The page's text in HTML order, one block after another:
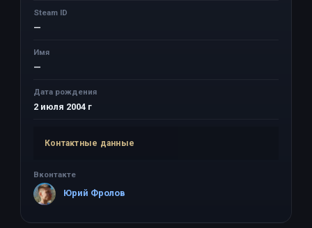
Steam ID
—
Имя
—
Дата рождения
2 июля 2004 г
Контактные данные
Вконтакте
Юрий Фролов